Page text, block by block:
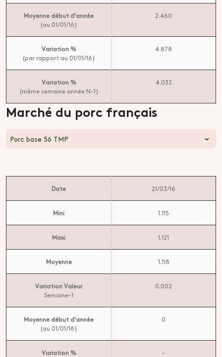
Moyenne début d'année
(au 01/01/16)
2.460
Variation %
(par rapport au 01/01/16)
4.878
Variation %
(même semaine année N-1)
4.032
Marché du porc français
Porc base 56 TMP
Date 21/03/16
Mini 1.115
Maxi 1.121
Moyenne 1.118
Variation Valeur
Semaine-1
0.002
Moyenne début d'année
(au 01/01/16)
0
Variation %
-